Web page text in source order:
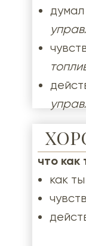
думал
что как
как